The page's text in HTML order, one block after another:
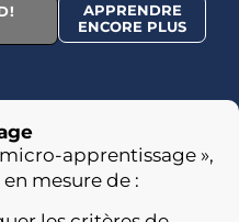
APPRENDRE
ENCORE PLUS
apprentissage »,
mesure de :